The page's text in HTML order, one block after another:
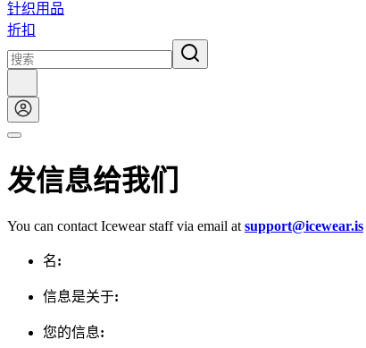
针织用品
折扣
发信息给我们
You can contact Icewear staff via email at support@icewear.is
名:
信息是关于:
您的信息: